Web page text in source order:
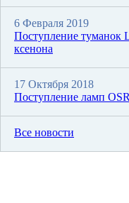
6 Февраля 2019
Поступление туманок
ксенона
17 Октября 2018
Поступление ламп
Все новости